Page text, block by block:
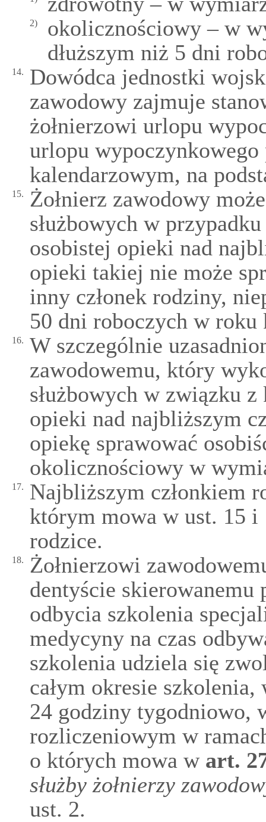
2)
okolicznościowy – w
dłuższym niż 5 dni
14.
Dowódca jednostki
zawodowy zajmuje
żołnierzowi urlopu
urlopu wypoczynkowego
kalendarzowym, na
15.
Żołnierz zawodowy
służbowych w
osobistej opieki nad
opieki takiej nie może
inny członek rodziny,
50 dni roboczych w roku
16.
W szczególnie
zawodowemu, który
służbowych w związku
opieki nad najbliższym
opiekę sprawować
okolicznościowy w
17.
Najbliższym członkiem
którym mowa w ust. 15 i
rodzice.
18.
Żołnierzowi
dentyście skierowanemu
odbycia szkolenia
medycyny na czas
szkolenia udziela się
całym okresie
24 godziny tygodniowo,
rozliczeniowym w
o których mowa wart.
służby żołnierzy
ust. 2.